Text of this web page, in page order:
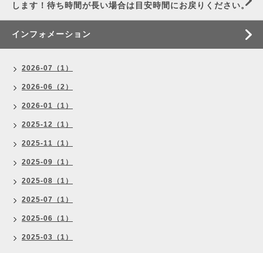
します！待ち時間が長い場合は目安時間にお戻りください。
インフォメーション
2026-07（1）
2026-06（2）
2026-01（1）
2025-12（1）
2025-11（1）
2025-09（1）
2025-08（1）
2025-07（1）
2025-06（1）
2025-03（1）